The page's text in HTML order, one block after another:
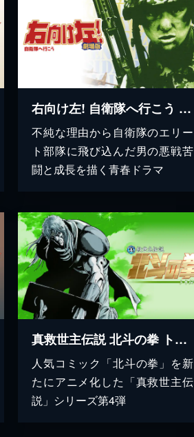
右向け左! 自衛隊へ行こう 劇場版
不純な理由から自衛隊のエリー
ト部隊に飛び込んだ男の悪戦苦
闘と成長を描く青春ドラマ
真救世主伝説 北斗の拳 トキ伝
人気コミック「北斗の拳」を新
たにアニメ化した「真救世主伝
説」シリーズ第4弾